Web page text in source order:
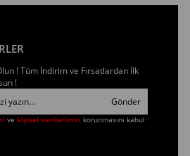
! Tüm İndirim ve Fırsatlardan İlk
!
Gönder
ve kişisel verilerimin korunmasını kabul